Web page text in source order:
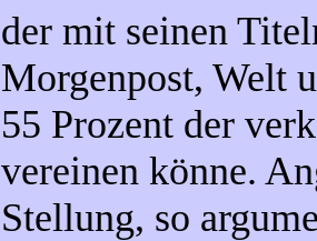
der mit seinen
Morgenpost, Welt
55 Prozent der
vereinen könne.
Stellung, so